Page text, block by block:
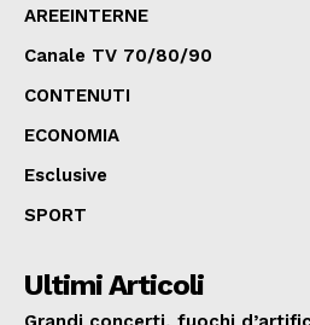
AREEINTERNE
Canale TV 70/80/90
CONTENUTI
ECONOMIA
Esclusive
SPORT
Ultimi Articoli